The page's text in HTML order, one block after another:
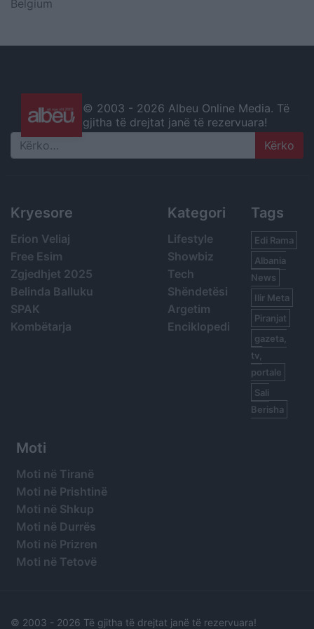
Belgium
© 2003 - 2026 Albeu Online Media. Të
gjitha të drejtat janë të rezervuara!
Search
Kryesore
Erion Veliaj
Free Esim
Zgjedhjet 2025
Belinda Balluku
SPAK
Kombëtarja
Kategori
Lifestyle
Showbiz
Tech
Shëndetësi
Argetim
Enciklopedi
Tags
Edi Rama
Albania
News
Ilir Meta
Piranjat
gazeta,
tv,
portale
Sali
Berisha
Moti
Moti në Tiranë
Moti në Prishtinë
Moti në Shkup
Moti në Durrës
Moti në Prizren
Moti në Tetovë
© 2003 - 2026 Të gjitha të drejtat janë të rezervuara!